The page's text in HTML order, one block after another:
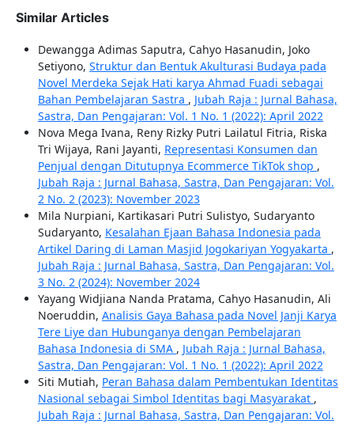
Similar Articles
Dewangga Adimas Saputra, Cahyo Hasanudin, Joko
Setiyono, Struktur dan Bentuk Akulturasi Budaya pada
Novel Merdeka Sejak Hati karya Ahmad Fuadi sebagai
Bahan Pembelajaran Sastra , Jubah Raja : Jurnal Bahasa,
Sastra, Dan Pengajaran: Vol. 1 No. 1 (2022): April 2022
Nova Mega Ivana, Reny Rizky Putri Lailatul Fitria, Riska
Tri Wijaya, Rani Jayanti, Representasi Konsumen dan
Penjual dengan Ditutupnya Ecommerce TikTok shop ,
Jubah Raja : Jurnal Bahasa, Sastra, Dan Pengajaran: Vol.
2 No. 2 (2023): November 2023
Mila Nurpiani, Kartikasari Putri Sulistyo, Sudaryanto
Sudaryanto, Kesalahan Ejaan Bahasa Indonesia pada
Artikel Daring di Laman Masjid Jogokariyan Yogyakarta ,
Jubah Raja : Jurnal Bahasa, Sastra, Dan Pengajaran: Vol.
3 No. 2 (2024): November 2024
Yayang Widjiana Nanda Pratama, Cahyo Hasanudin, Ali
Noeruddin, Analisis Gaya Bahasa pada Novel Janji Karya
Tere Liye dan Hubunganya dengan Pembelajaran
Bahasa Indonesia di SMA , Jubah Raja : Jurnal Bahasa,
Sastra, Dan Pengajaran: Vol. 1 No. 1 (2022): April 2022
Siti Mutiah, Peran Bahasa dalam Pembentukan Identitas
Nasional sebagai Simbol Identitas bagi Masyarakat ,
Jubah Raja : Jurnal Bahasa, Sastra, Dan Pengajaran: Vol.